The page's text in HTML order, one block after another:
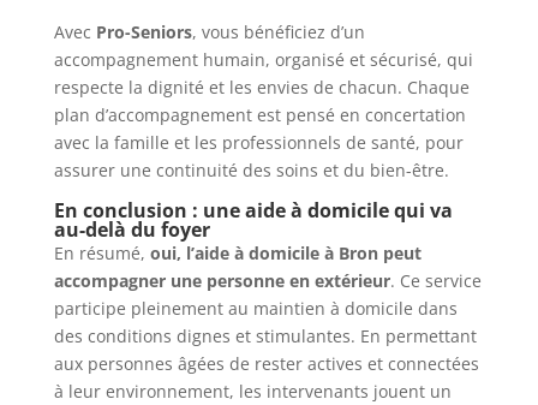
Avec Pro-Seniors, vous bénéficiez d’un
accompagnement humain, organisé et sécurisé, qui
respecte la dignité et les envies de chacun. Chaque
plan d’accompagnement est pensé en concertation
avec la famille et les professionnels de santé, pour
assurer une continuité des soins et du bien-être.
En conclusion : une aide à domicile qui va
au-delà du foyer
En résumé, oui, l’aide à domicile à Bron peut
accompagner une personne en extérieur. Ce service
participe pleinement au maintien à domicile dans
des conditions dignes et stimulantes. En permettant
aux personnes âgées de rester actives et connectées
à leur environnement, les intervenants jouent un